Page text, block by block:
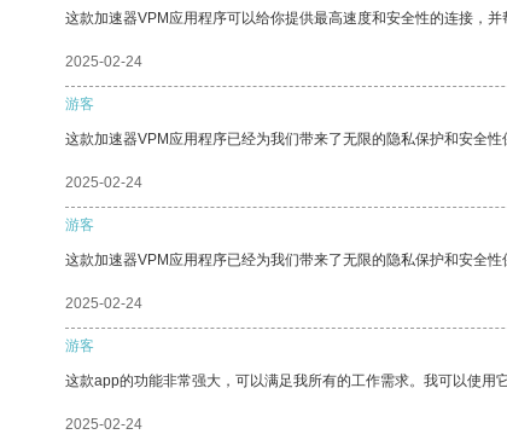
这款加速器VPM应用程序可以给你提供最高速度和安全性的连接，并
2025-02-24
游客
这款加速器VPM应用程序已经为我们带来了无限的隐私保护和安全性
2025-02-24
游客
这款加速器VPM应用程序已经为我们带来了无限的隐私保护和安全性
2025-02-24
游客
这款app的功能非常强大，可以满足我所有的工作需求。我可以使用
2025-02-24